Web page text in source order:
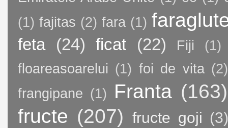
(1) fajitas (2) fara (1)
feta (24) ficat (22) Fiji
(1)
floareasoarelui (1) foi de vita (2)
frangipane (1) Franta (163)
fructe (207) fructe goji (3)